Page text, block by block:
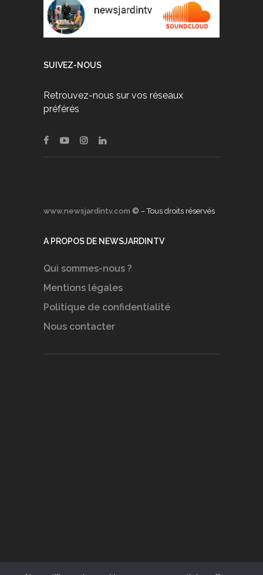
SUIVEZ-NOUS
Retrouvez-nous sur vos réseaux
préférés
www.newsjardintv.com © – Tous droits réservés
A PROPOS DE NEWSJARDINTV
Qui sommes-nous ?
Mentions légales
Politique de confidentialité
Nous contacter